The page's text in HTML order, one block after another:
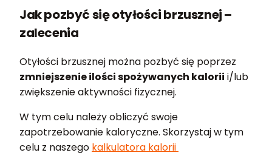
Jak pozbyć się otyłości brzusznej–
zalecenia
Otyłości brzusznej można pozbyć się poprzez
zmniejszenie ilości spożywanych kalorii i/lub
zwiększenie aktywności fizycznej.
W tym celu należy obliczyć swoje
zapotrzebowanie kaloryczne. Skorzystaj w tym
celu z naszego kalkulatora kalorii